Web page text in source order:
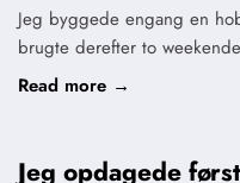
Jeg byggede engang en
brugte derefter to
Read more →
Jeg opdagede